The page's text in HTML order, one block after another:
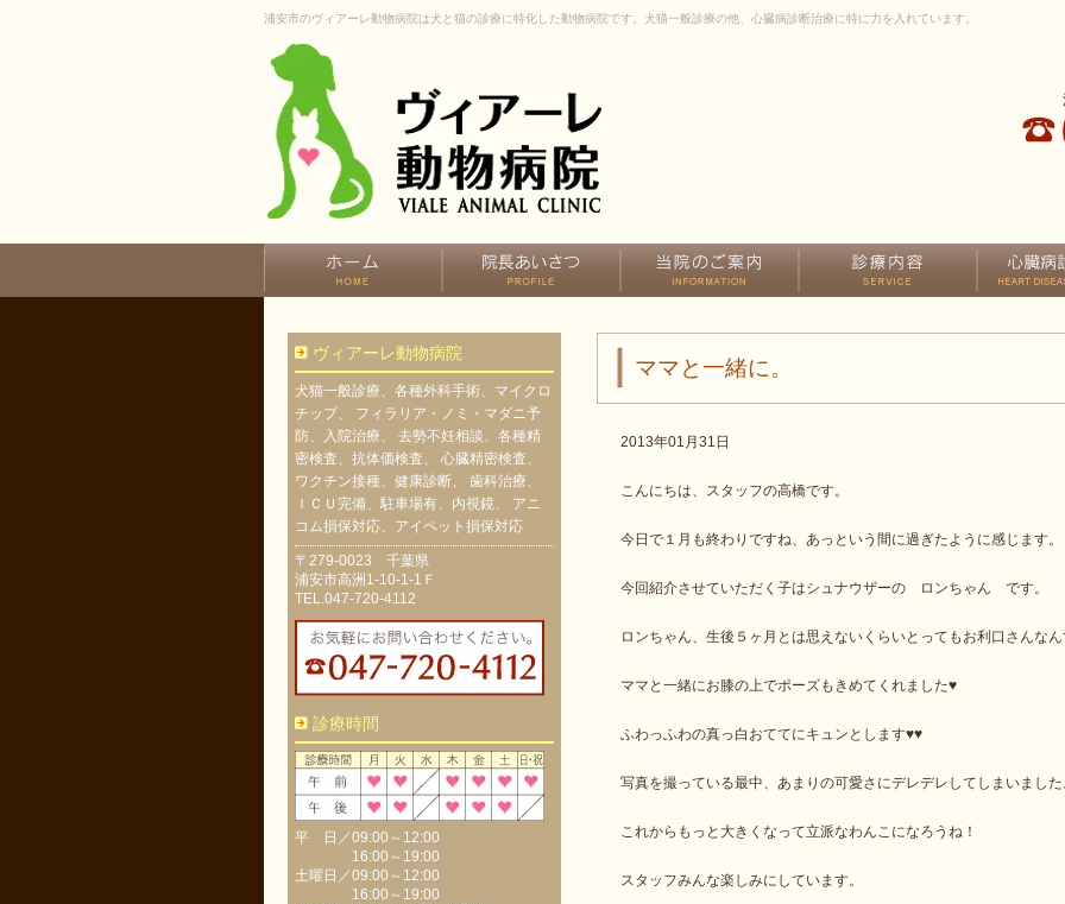
浦安市のヴィアーレ動物病院は犬と猫の診療に特化した動物病院です。犬猫一般診療の他、心臓病診断治療に特に力を入れています。
ママと一緒に。
2013年01月31日
こんにちは、スタッフの高橋です。
今日で１月も終わりですね、あっという間に過ぎたように感じます。
今回紹介させていただく子はシュナウザーの ロンちゃん です。
ロンちゃん、生後５ヶ月とは思えないくらいとってもお利口さんなん
ママと一緒にお膝の上でポーズもきめてくれました♥
ふわっふわの真っ白おててにキュンとします♥♥
写真を撮っている最中、あまりの可愛さにデレデレしてしまいました
これからもっと大きくなって立派なわんこになろうね！
スタッフみんな楽しみにしています。
ヴィアーレ動物病院
犬猫一般診療、各種外科手術、マイクロ
チップ、 フィラリア・ノミ・マダニ予
防、入院治療、 去勢不妊相談、各種精
密検査、抗体価検査、 心臓精密検査、
ワクチン接種、健康診断、 歯科治療、
ＩＣＵ完備、駐車場有、内視鏡、 アニ
コム損保対応、アイペット損保対応
〒279-0023 千葉県
浦安市高洲1-10-1-1Ｆ
TEL.047-720-4112
診療時間
平 日／09:00～12:00
16:00～19:00
土曜日／09:00～12:00
16:00～19:00